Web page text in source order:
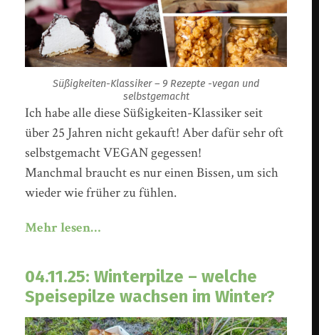
Süßigkeiten-Klassiker – 9 Rezepte -vegan und
selbstgemacht
Ich habe alle diese Süßigkeiten-Klassiker seit
über 25 Jahren nicht gekauft! Aber dafür sehr oft
selbstgemacht VEGAN gegessen!
Manchmal braucht es nur einen Bissen, um sich
wieder wie früher zu fühlen.
Mehr lesen…
04.11.25: Winterpilze – welche
Speisepilze wachsen im Winter?